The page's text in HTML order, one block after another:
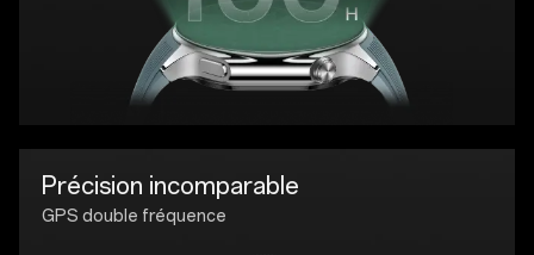
Précision incomparable
GPS double fréquence